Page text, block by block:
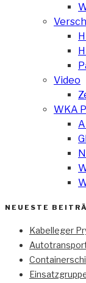
Video
WKA
NEUESTE
Kabelleger